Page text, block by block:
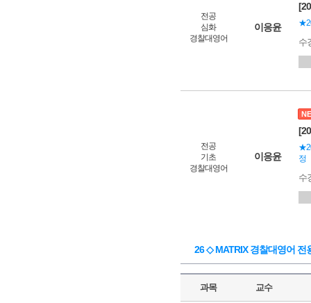
전공
심화
경찰대영어
이응윤
수
전공
기초
경찰대영어
이응윤
정
수
26 ◇ MATRIX 경찰대영어 전
과목 교수